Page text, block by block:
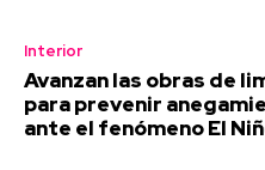
Interior
Avanzan las obras de
para prevenir
ante el fenómeno El